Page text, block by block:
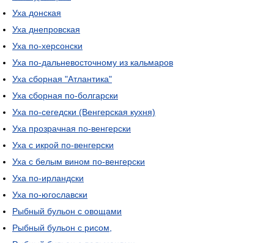
Уха донская
Уха днепровская
Уха по-херсонски
Уха по-дальневосточному из кальмаров
Уха сборная "Атлантика"
Уха сборная по-болгарски
Уха по-сегедски (Венгерская кухня)
Уха прозрачная по-венгерски
Уха с икрой по-венгерски
Уха с белым вином по-венгерски
Уха по-ирландски
Уха по-югославски
Рыбный бульон с овощами
Рыбный бульон с рисом,